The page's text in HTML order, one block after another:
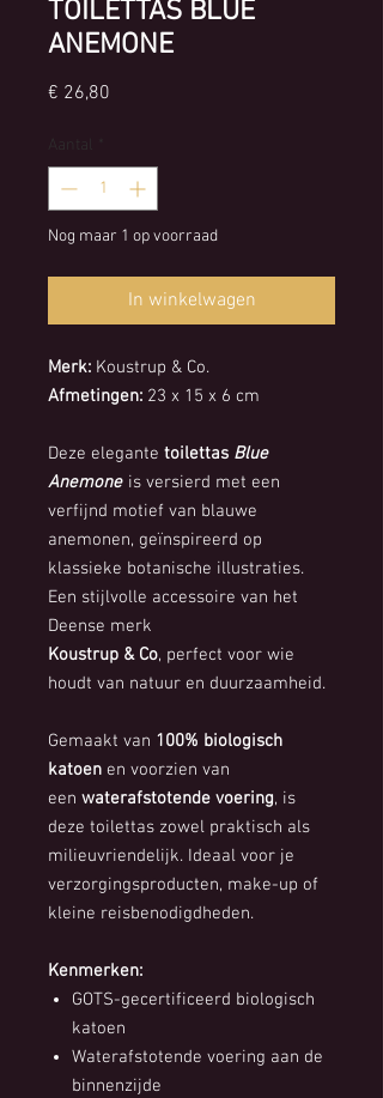
TOILETTAS BLUE
ANEMONE
€ 26,80
*
Nog maar 1 op voorraad
In winkelwagen
Merk: Koustrup & Co.
Afmetingen: 23 x 15 x 6 cm
Deze elegante toilettas Blue
Anemone is versierd met een
verfijnd motief van blauwe
anemonen, geïnspireerd op
klassieke botanische illustraties.
Een stijlvolle accessoire van het
Deense merk
Koustrup & Co, perfect voor wie
houdt van natuur en duurzaamheid.
Gemaakt van 100% biologisch
katoen en voorzien van
een waterafstotende voering, is
deze toilettas zowel praktisch als
milieuvriendelijk. Ideaal voor je
verzorgingsproducten, make-up of
kleine reisbenodigdheden.
Kenmerken:
GOTS-gecertificeerd biologisch
katoen
Waterafstotende voering aan de
binnenzijde